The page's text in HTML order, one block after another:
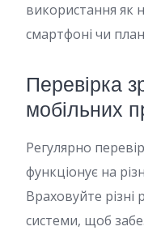
використання як
смартфоні чи
Перевірка
мобільних
Регулярно
функціонує на
Враховуйте різні
системи, щоб